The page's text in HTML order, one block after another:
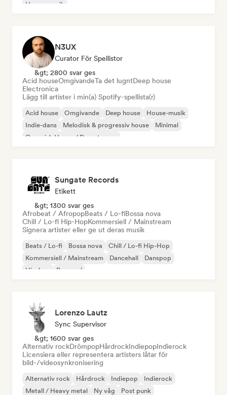
House-musik
N3UX
Curator För Spellistor
&gt; 2800 svar ges
Acid houseOmgivandeTa det lugntDeep house
Electronica
Lägg till artister i min(a) Spotify-spellista(r)
Acid house Omgivande Deep house
House-musik
Indie-dans
Melodisk & progressiv house
Minimal
Organisk House / Downtempo
Sungate Records
Etikett
&gt; 1300 svar ges
Afrobeat / AfropopBeats / Lo-fiBossa nova
Chill / Lo-fi Hip-HopKommersiell / Mainstream
Signera artister eller ge ut deras musik
Beats / Lo-fi Bossa nova
Chill / Lo-fi Hip-Hop
Kommersiell / Mainstream
Dancehall
Danspop
Hip-hop
Pop soul
Lorenzo Lautz
Sync Supervisor
&gt; 1600 svar ges
Alternativ rockDrömpopHårdrockIndiepopIndierock
Licensiera eller representera artisters låtar för
bild-/videosynkronisering
Alternativ rock Hårdrock Indiepop
Indierock
Metall / Heavy metal
Ny våg
Post punk